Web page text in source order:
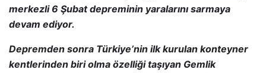
merkezli 6 Şubat depreminin yaralarını sarmaya
devam ediyor.
Depremden sonra Türkiye’nin ilk kurulan konteyner
kentlerinden biri olma özelliği taşıyan Gemlik